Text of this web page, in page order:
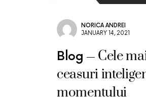
NORICA ANDREI
JANUARY 14, 2021
Blog
Cele
ceasuri
momentului